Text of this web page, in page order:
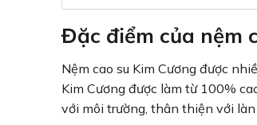
Đặc điểm của nệm
Nệm cao su Kim Cương được
Kim Cương được làm từ 100%
với môi trường, thân thiện với